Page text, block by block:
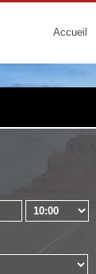
Accueil